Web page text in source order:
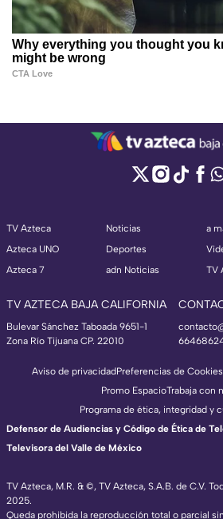
TV Azteca
Azteca UNO
Azteca 7
Noticias
Deportes
adn Noticias
a
TV
TV AZTECA BAJA CALIFORNIA
Bulevar Sánchez Taboada 9651-1
Zona Río Tijuana CP. 22010
TV Azteca, M.R. & ©, TV Azteca, S.A.B. de C.V.
2025.
Queda prohibida la reproducción total o parcial
Aviso de privacidadPreferencias de Cookies
Promo EspacioTrabaja con
Programa de ética, integridad y
Defensor de Audiencias y Código de Ética de
Televisora del Valle de México